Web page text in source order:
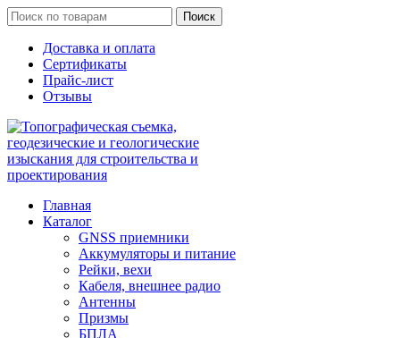
Поиск
Доставка и оплата
Сертификаты
Прайс-лист
Отзывы
Главная
Каталог
GNSS приемники
Аккумуляторы и питание
Рейки, вехи
Кабеля, внешнее радио
Антенны
Призмы
БПЛА